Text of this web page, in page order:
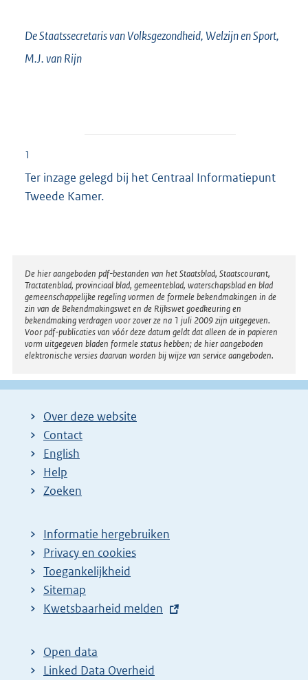
De Staatssecretaris van Volksgezondheid, Welzijn en Sport,
M.J. vanRijn
1
Ter inzage gelegd bij het Centraal Informatiepunt
Tweede Kamer.
Disclaimer
De hier aangeboden pdf-bestanden van het Staatsblad, Staatscourant,
Tractatenblad, provinciaal blad, gemeenteblad, waterschapsblad en blad
gemeenschappelijke regeling vormen de formele bekendmakingen in de
zin van de Bekendmakingswet en de Rijkswet goedkeuring en
bekendmaking verdragen voor zover ze na 1 juli 2009 zijn uitgegeven.
Voor pdf-publicaties van vóór deze datum geldt dat alleen de in papieren
vorm uitgegeven bladen formele status hebben; de hier aangeboden
elektronische versies daarvan worden bij wijze van service aangeboden.
Over deze website
Contact
English
Help
Zoeken
Informatie hergebruiken
Privacy en cookies
Toegankelijkheid
Sitemap
E
t
e
Kwetsbaarheid melden
Open data
Linked Data Overheid